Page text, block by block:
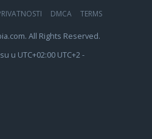
DMCA TERMS
All Rights Reserved.
u UTC+02:00 UTC+2 -